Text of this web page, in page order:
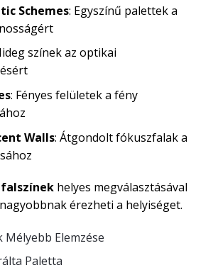
Schemes: Egyszínű palettek a
színek az optikai
: Fényes felületek a fény
Walls: Átgondolt fókuszfalak a
helyes megválasztásával
érezheti a helyiséget.
Mélyebb Elemzése
Paletta